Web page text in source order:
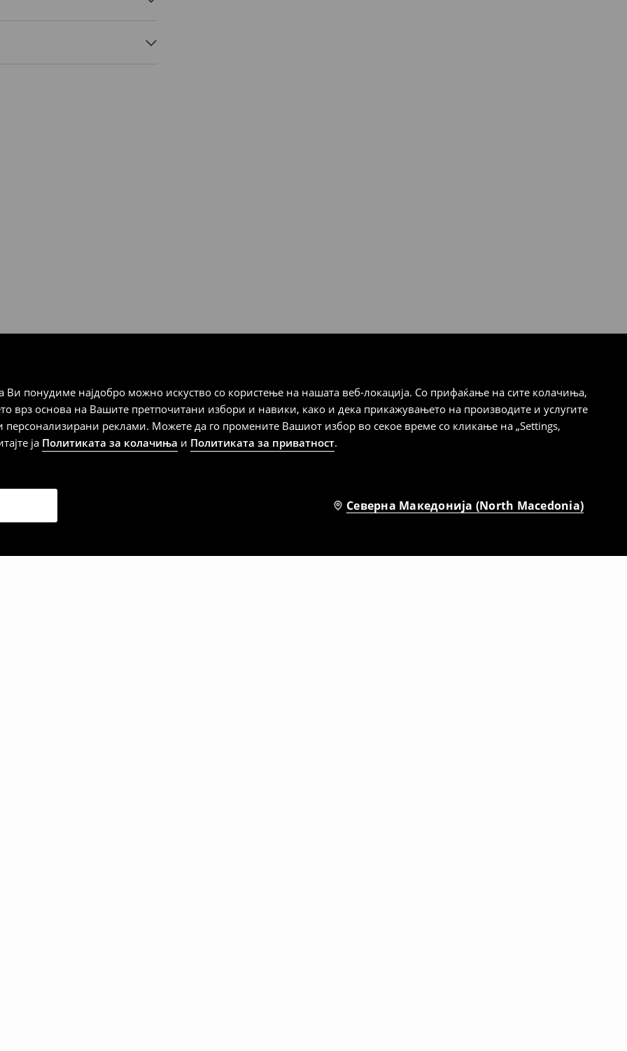
понудиме најдобро можно искуство со користење на нашата веб-локација. Со прифаќање на сите колачиња,
врз основа на Вашите претпочитани избори и навики, како и дека прикажувањето на производите и услугите
реклами. Можете да го промените Вашиот избор во секое време со кликање на „Settings,
ја Политиката за колачиња и Политиката за приватност.
Северна Македонија (North Macedonia)
C - НОРМАЛЕН ПРОЦЕС
од тој датум да се
производи. Ако
артиклите, тоа може да го
производот може да